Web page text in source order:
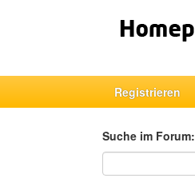
Registrieren
Suche im Forum:
Suche im Forum